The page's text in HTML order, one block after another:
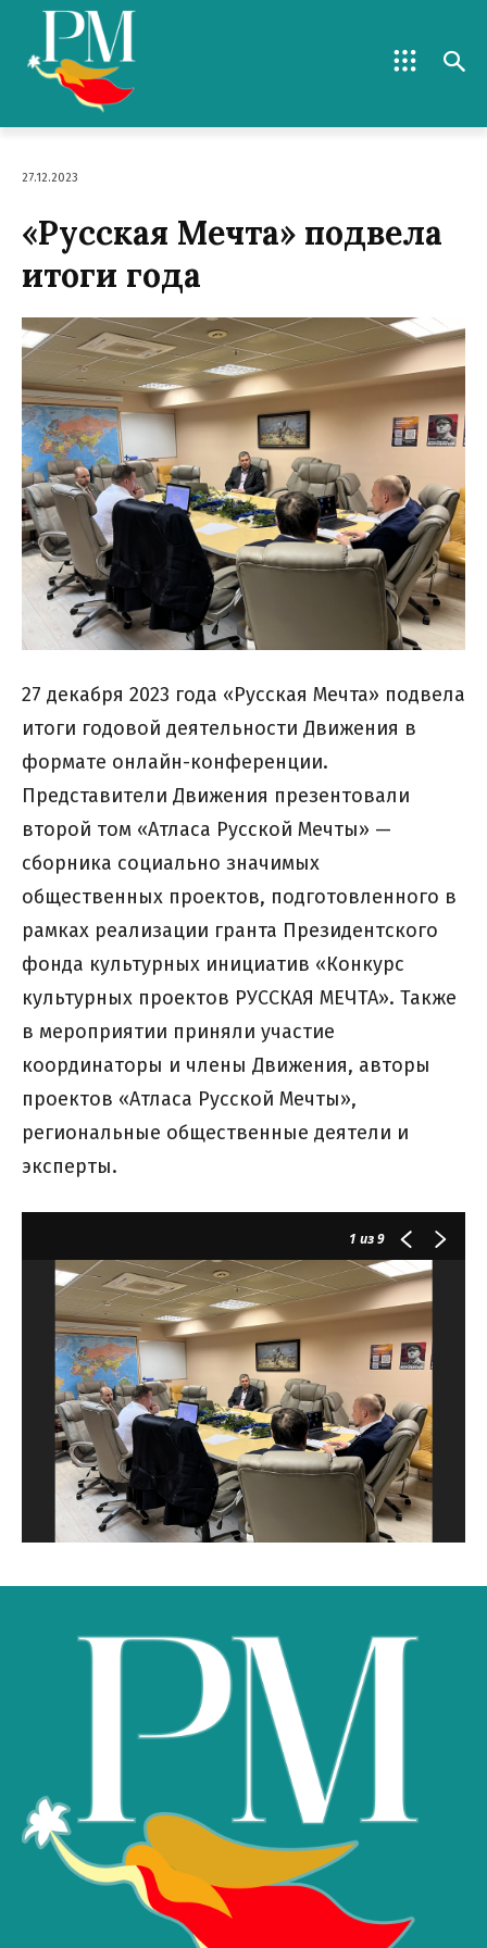
27.12.2023
«Русская Мечта» подвела
итоги года
27 декабря 2023 года «Русская Мечта» подвела
итоги годовой деятельности Движения в
формате онлайн-конференции.
Представители Движения презентовали
второй том «Атласа Русской Мечты» —
сборника социально значимых
общественных проектов, подготовленного в
рамках реализации гранта Президентского
фонда культурных инициатив «Конкурс
культурных проектов РУССКАЯ МЕЧТА». Также
в мероприятии приняли участие
координаторы и члены Движения, авторы
проектов «Атласа Русской Мечты»,
региональные общественные деятели и
эксперты.
1 из 9